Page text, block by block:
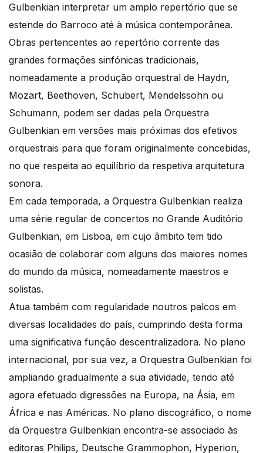
Gulbenkian interpretar um amplo repertório que se
estende do Barroco até à música contemporânea.
Obras pertencentes ao repertório corrente das
grandes formações sinfónicas tradicionais,
nomeadamente a produção orquestral de Haydn,
Mozart, Beethoven, Schubert, Mendelssohn ou
Schumann, podem ser dadas pela Orquestra
Gulbenkian em versões mais próximas dos efetivos
orquestrais para que foram originalmente concebidas,
no que respeita ao equilíbrio da respetiva arquitetura
sonora.
Em cada temporada, a Orquestra Gulbenkian realiza
uma série regular de concertos no Grande Auditório
Gulbenkian, em Lisboa, em cujo âmbito tem tido
ocasião de colaborar com alguns dos maiores nomes
do mundo da música, nomeadamente maestros e
solistas.
Atua também com regularidade noutros palcos em
diversas localidades do país, cumprindo desta forma
uma significativa função descentralizadora. No plano
internacional, por sua vez, a Orquestra Gulbenkian foi
ampliando gradualmente a sua atividade, tendo até
agora efetuado digressões na Europa, na Ásia, em
África e nas Américas. No plano discográfico, o nome
da Orquestra Gulbenkian encontra-se associado às
editoras Philips, Deutsche Grammophon, Hyperion,